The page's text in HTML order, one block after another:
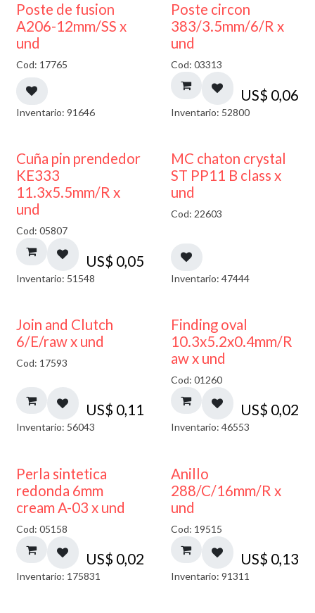
Poste de fusion
A206-12mm/SS x
und
Cod: 17765
Inventario: 91646
Poste circon
383/3.5mm/6/R x
und
Cod: 03313
US$ 0,06
Inventario: 52800
Cuña pin prendedor
KE333
11.3x5.5mm/R x
und
Cod: 05807
US$ 0,05
Inventario: 51548
MC chaton crystal
ST PP11 B class x
und
Cod: 22603
Inventario: 47444
Join and Clutch
6/E/raw x und
Cod: 17593
US$ 0,11
Inventario: 56043
Finding oval
10.3x5.2x0.4mm/R
aw x und
Cod: 01260
US$ 0,02
Inventario: 46553
Perla sintetica
redonda 6mm
cream A-03 x und
Cod: 05158
US$ 0,02
Inventario: 175831
Anillo
288/C/16mm/R x
und
Cod: 19515
US$ 0,13
Inventario: 91311